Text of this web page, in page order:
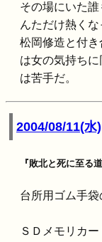
その場にいた
んただけ熱く
松岡修造と付
は女の気持ち
は苦手だ。
2004/08/11(水)
『敗北と死に至る
台所用ゴム手袋
ＳＤメモリカ